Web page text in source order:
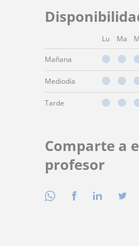
Lu Ma
Mañana
Mediodía
Tarde
Comparte a
profesor